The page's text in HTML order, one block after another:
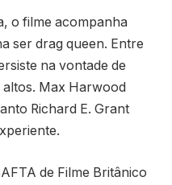
o filme acompanha
ser drag queen. Entre
na vontade de
Max Harwood
Richard E. Grant
de Filme Britânico